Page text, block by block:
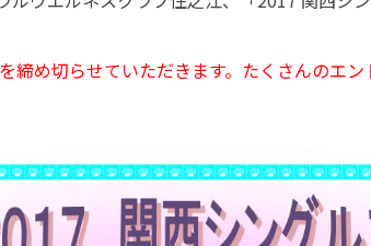
締め切らせていただきます。たくさんのエ